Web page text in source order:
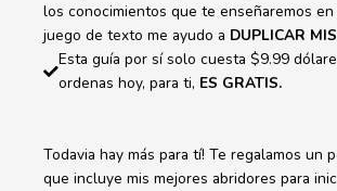
los conocimientos que te enseñaremos
juego de texto me ayudo a DUPLICAR
Esta guía por sí solo cuesta $9.99
ordenas hoy, para ti, ES GRATIS.
Todavia hay más para tí! Te regalamos un
que incluye mis mejores abridores para